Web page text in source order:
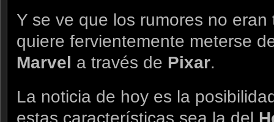
Y se ve que los rumores no
quiere fervientemente meterse
Marvel a través de Pixar.
La noticia de hoy es la
estas características sea la del